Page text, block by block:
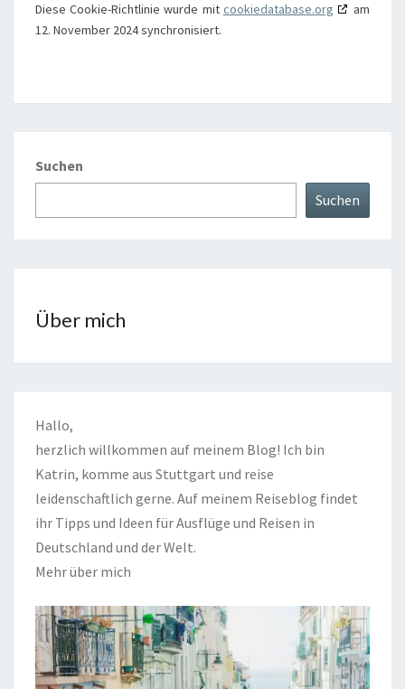
Diese Cookie-Richtlinie wurde mit cookiedatabase.org
am
12. November 2024 synchronisiert.
Suchen
Suchen
Über mich
Hallo,
herzlich willkommen auf meinem Blog! Ich bin
Katrin, komme aus Stuttgart und reise
leidenschaftlich gerne. Auf meinem Reiseblog findet
ihr Tipps und Ideen für Ausflüge und Reisen in
Deutschland und der Welt.
Mehr über mich